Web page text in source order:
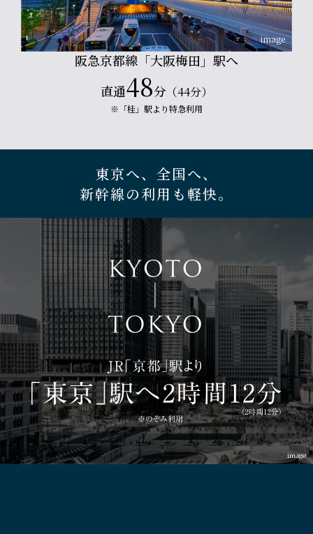
image
阪急京都線「大阪梅田」駅へ
直通48分 （44分）
※「桂」駅より特急利用
東京へ、全国へ、
新幹線の利用も軽快。
image